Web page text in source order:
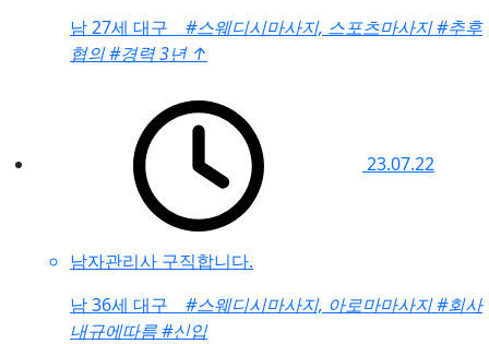
남27세 대구 #스웨디시마사지, 스포츠마사지#추후
협의#경력 3년 ↑
23.07.22
남자관리사 구직합니다.
남36세 대구 #스웨디시마사지, 아로마마사지#회사
내규에따름#신입